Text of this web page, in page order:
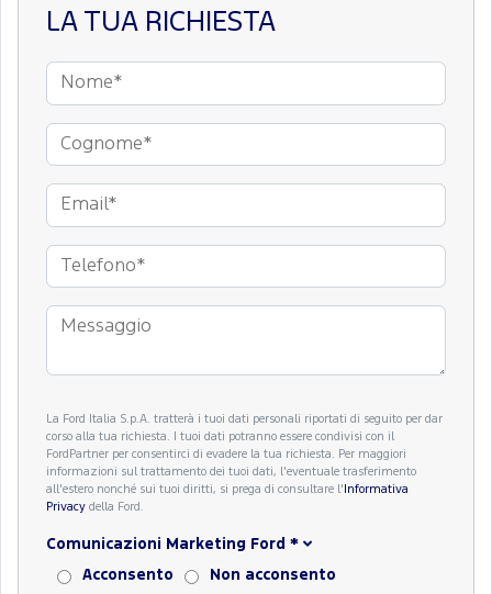
LA TUA RICHIESTA
La Ford Italia S.p.A. tratterà i tuoi dati personali riportati di seguito per dar
corso alla tua richiesta. I tuoi dati potranno essere condivisi con il
FordPartner per consentirci di evadere la tua richiesta. Per maggiori
informazioni sul trattamento dei tuoi dati, l'eventuale trasferimento
all'estero nonché sui tuoi diritti, si prega di consultare l' Informativa
Privacy della Ford.
Comunicazioni Marketing Ford *
Acconsento Non acconsento